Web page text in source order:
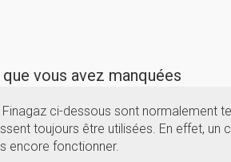
vous avez manquées
ci-dessous sont normalement
toujours être utilisées. En effet, un
encore fonctionner.